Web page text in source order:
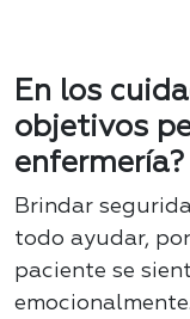
En los
objetivos
enfermería?
Brindar
todo ayudar,
paciente se
emocionalmente.